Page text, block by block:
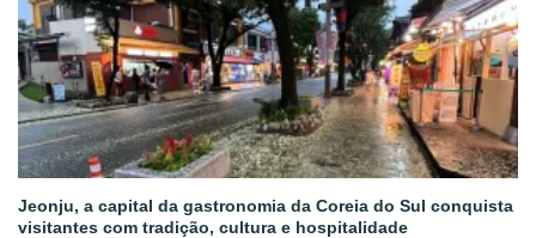
Jeonju, a capital da gastronomia da Coreia do Sul conquista
visitantes com tradição, cultura e hospitalidade